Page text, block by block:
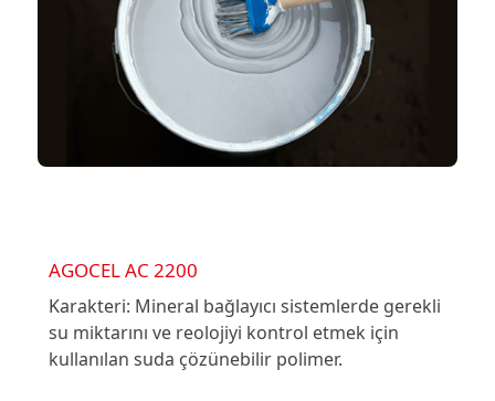
AGOCEL AC 2200
Karakteri: Mineral bağlayıcı sistemlerde gerekli
su miktarını ve reolojiyi kontrol etmek için
kullanılan suda çözünebilir polimer.